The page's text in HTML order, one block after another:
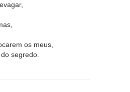
os meus,
segredo.